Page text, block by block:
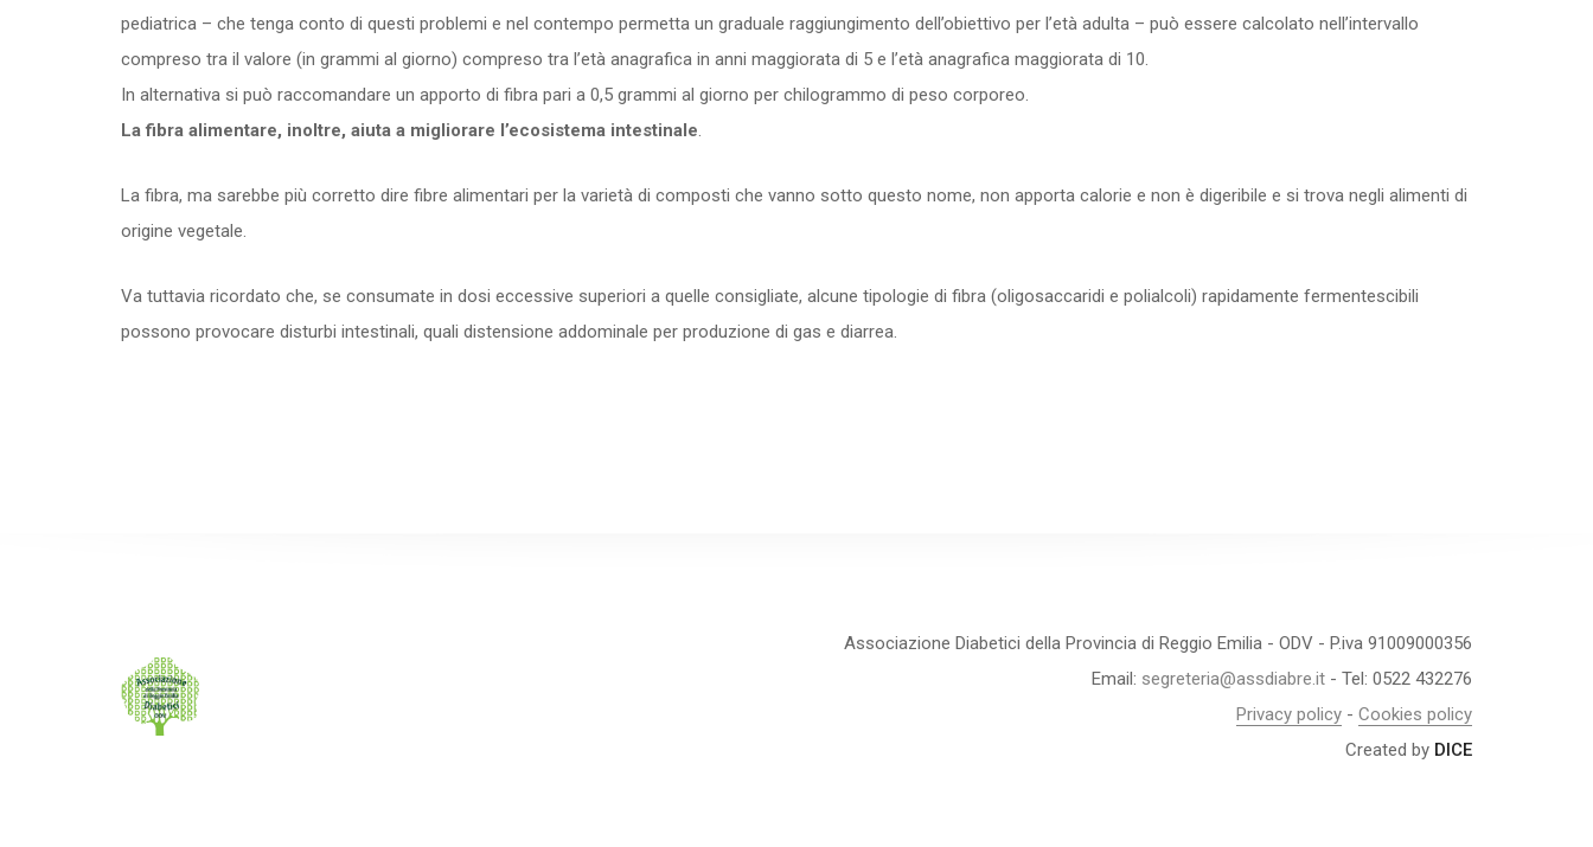
pediatrica – che tenga conto di questi problemi e nel contempo permetta un graduale raggiungimento dell’obiettivo per l’età adulta – può essere calcolato nell’intervallo
compreso tra il valore (in grammi al giorno) compreso tra l’età anagrafica in anni maggiorata di 5 e l’età anagrafica maggiorata di 10.
In alternativa si può raccomandare un apporto di fibra pari a 0,5 grammi al giorno per chilogrammo di peso corporeo.
La fibra alimentare, inoltre, aiuta a migliorare l’ecosistema intestinale.
La fibra, ma sarebbe più corretto dire fibre alimentari per la varietà di composti che vanno sotto questo nome, non apporta calorie e non è digeribile e si trova negli alimenti di
origine vegetale.
Va tuttavia ricordato che, se consumate in dosi eccessive superiori a quelle consigliate, alcune tipologie di fibra (oligosaccaridi e polialcoli) rapidamente fermentescibili
possono provocare disturbi intestinali, quali distensione addominale per produzione di gas e diarrea.
Associazione Diabetici della Provincia di Reggio Emilia - ODV - P.iva 91009000356
Email: segreteria@assdiabre.it - Tel: 0522 432276
Privacy policy - Cookies policy
Created by DICE